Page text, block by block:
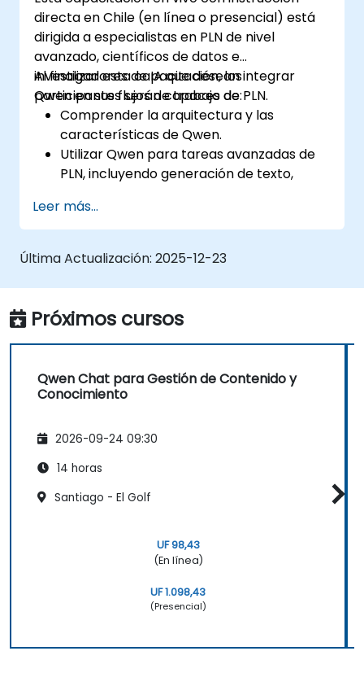
directa en Chile (en línea o presencial) está
dirigida a especialistas en PLN de nivel
avanzado, científicos de datos e
investigadores de IA que desean integrar
Qwen en sus flujos de trabajo de PLN.
Al finalizar esta capacitación, los
participantes serán capaces de:
Comprender la arquitectura y las
características de Qwen.
Utilizar Qwen para tareas avanzadas de
PLN, incluyendo generación de texto,
Integrar Qwen en aplicaciones de IA para
procesar datos de lenguaje natural.
Optimizar flujos de trabajo de PLN
Evaluar y ajustar finamente modelos de
Qwen para tareas específicas.
Leer más...
Última Actualización: 2025-12-23
Próximos cursos
Qwen Chat para Gestión de Contenido y
Conocimiento
2026-09-24 09:30
14 horas
Santiago - El Golf
UF 98,43
(En línea)
UF 1.098,43
(Presencial)